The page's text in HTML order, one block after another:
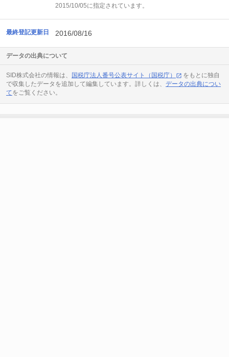
2015/10/05に指定されています。
最終登記更新日 2016/08/16
データの出典について
SID株式会社の情報は、 国税庁法人番号公表サイト（国税庁）
をもとに独自
で収集したデータを追加して編集しています。詳しくは、 データの出典につい
てをご覧ください。